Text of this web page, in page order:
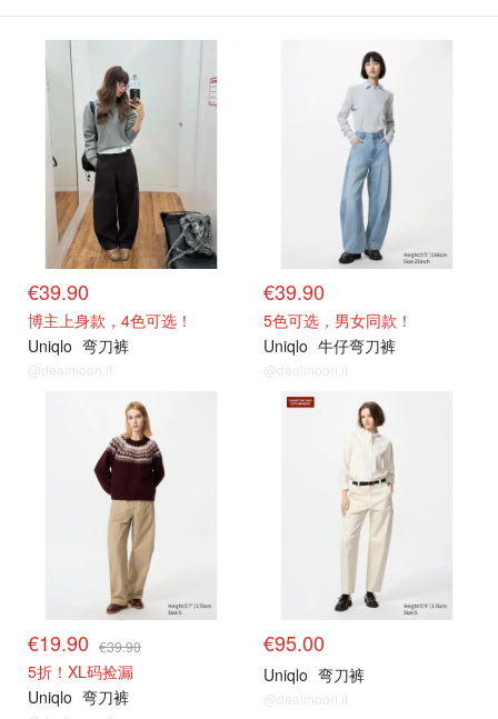
€39.90
博主上身款，4色可选！
Uniqlo 弯刀裤
@dealmoon.it
€39.90
5色可选，男女同款！
Uniqlo 牛仔弯刀裤
@dealmoon.it
€19.90 €39.90
5折！XL码捡漏
Uniqlo 弯刀裤
€95.00
Uniqlo 弯刀裤
@dealmoon.it